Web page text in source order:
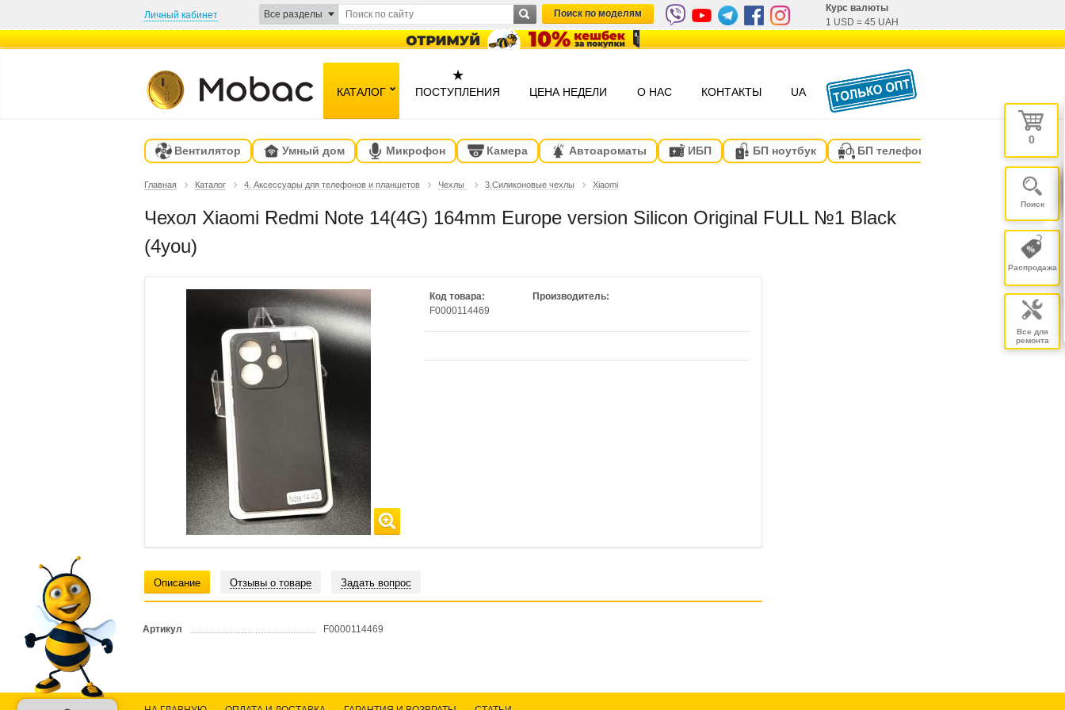
Личный кабинет Все разделы Поиск по моделям
Курс валюты
1 USD = 45 UAH
КАТАЛОГ
★
ПОСТУПЛЕНИЯ ЦЕНА НЕДЕЛИ О НАС КОНТАКТЫ UA
0
Вентилятор Умный дом Микрофон Камера Автоароматы ИБП БП ноутбук БП телефон
Главная Каталог 4. Аксессуары для телефонов и планшетов Чехлы 3.Силиконовые чехлы Xiaomi
Чехол Xiaomi Redmi Note 14(4G) 164mm Europe version Silicon Original FULL №1 Black
(4you)
Код товара:
F0000114469
Производитель:
Описание Отзывы о товаре Задать вопрос
Артикул F0000114469
Распродажа
Все для
ремонта